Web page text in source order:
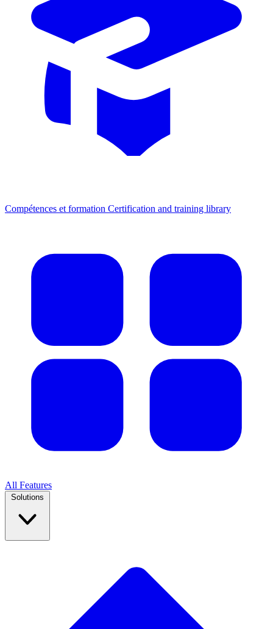
Compétences et formation Certification and training library
All Features